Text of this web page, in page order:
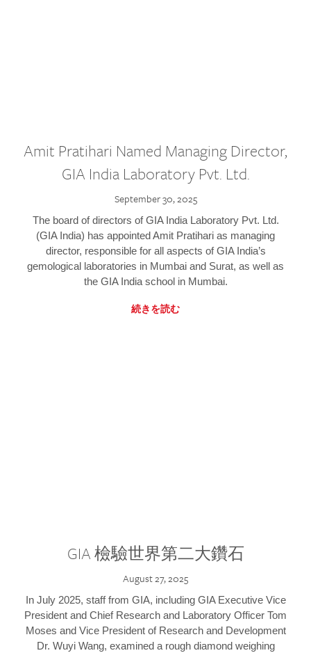
Amit Pratihari Named Managing Director,
GIA India Laboratory Pvt. Ltd.
September 30, 2025
The board of directors of GIA India Laboratory Pvt. Ltd.
(GIA India) has appointed Amit Pratihari as managing
director, responsible for all aspects of GIA India’s
gemological laboratories in Mumbai and Surat, as well as
the GIA India school in Mumbai.
続きを読む
GIA 檢驗世界第二大鑽石
August 27, 2025
In July 2025, staff from GIA, including GIA Executive Vice
President and Chief Research and Laboratory Officer Tom
Moses and Vice President of Research and Development
Dr. Wuyi Wang, examined a rough diamond weighing